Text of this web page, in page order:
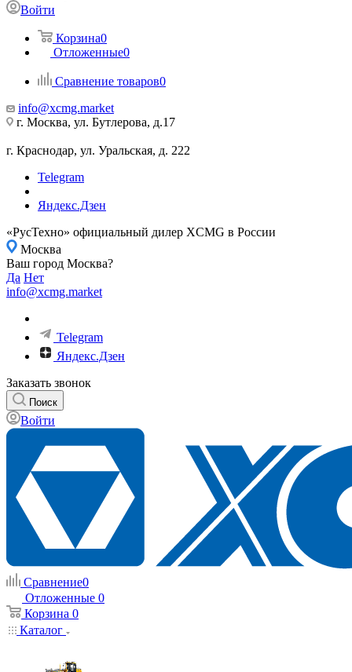
Войти
Корзина0
Отложенные0
Сравнение товаров0
info@xcmg.market
г. Москва, ул. Бутлерова, д.17
г. Краснодар, ул. Уральская, д. 222
Telegram
Яндекс.Дзен
«РусТехно» официальный дилер XCMG в России
Москва
Ваш город Москва?
Да Нет
info@xcmg.market
Telegram
Яндекс.Дзен
Заказать звонок
Поиск
Войти
Сравнение0
Отложенные 0
Корзина 0
Каталог